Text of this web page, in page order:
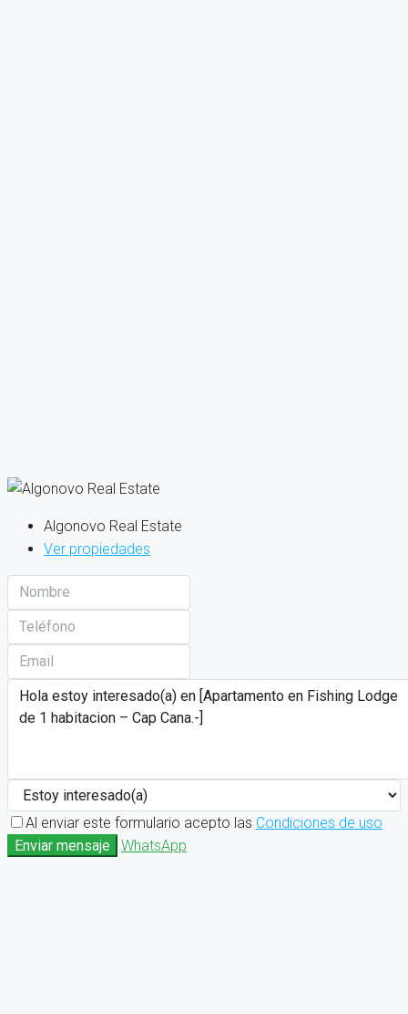
Algonovo Real Estate
Ver propiedades
Al enviar este formulario acepto las Condiciones de uso
Enviar mensaje
WhatsApp